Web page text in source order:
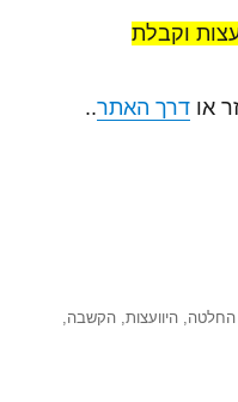
וקבלת
אודרך האתר..
החלטה,היוועצות,הקשבה,